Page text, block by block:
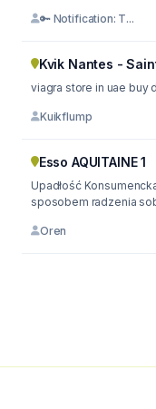
🔑 Notification: T...
Kvik Nantes -
viagra store in uae buy
Kuikflump
Esso AQUITAINE 1
Upadłość
sposobem radzenia
Oren